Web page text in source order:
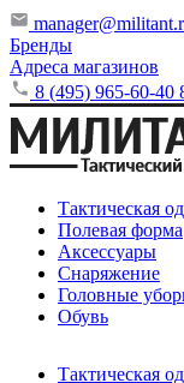
Бренды
Адреса магазинов
8 (495) 965-60-40
Тактическая
Полевая форма
Аксессуары
Снаряжение
Головные
Обувь
Тактическая